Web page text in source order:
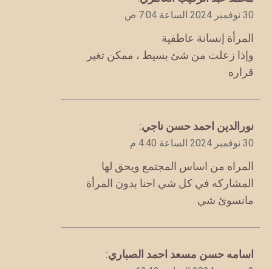
30 نوفمبر 2024 الساعة 7:04 ص
المرأة إنسانة عاطفية
وإذا زعلت من شئ بسيط ، ممكن تغير
قراره
يقول
نورالدين احمد حسن ناجي:
30 نوفمبر 2024 الساعة 4:40 م
المراه من اساس المجتمع ويحق لها
المشاركه في كل شي احنا بدون المرأة
مانسوئ شي
يقول
اسامه حسن مسعد احمد الصباري: